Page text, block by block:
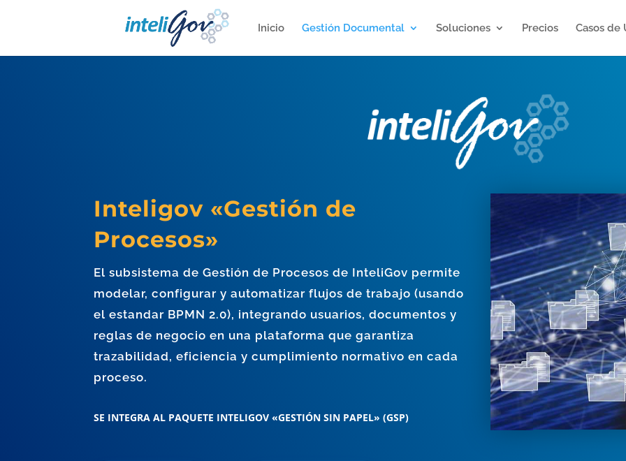
Inicio Gestión Documental Soluciones Precios Casos de
Inteligov «Gestión de
Procesos»
El subsistema de Gestión de Procesos de InteliGov permite
modelar, configurar y automatizar flujos de trabajo (usando
el estandar BPMN 2.0), integrando usuarios, documentos y
reglas de negocio en una plataforma que garantiza
trazabilidad, eficiencia y cumplimiento normativo en cada
proceso.
SE INTEGRA AL PAQUETE INTELIGOV «GESTIÓN SIN PAPEL» (GSP)